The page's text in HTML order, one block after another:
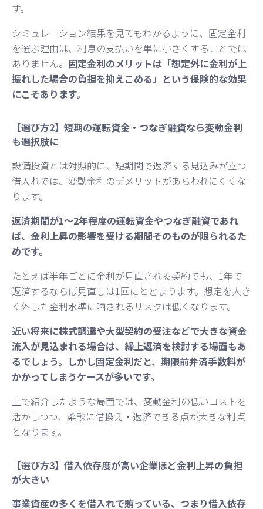
す。
シミュレーション結果を見てもわかるように、固定金利
を選ぶ理由は、利息の支払いを単に小さくすることでは
ありません。 固定金利のメリットは「想定外に金利が上
振れした場合の負担を抑えこめる」という保険的な効果
にこそあります。
【選び方2】短期の運転資金・つなぎ融資なら変動金利
も選択肢に
設備投資とは対照的に、短期間で返済する見込みが立つ
借入れでは、変動金利のデメリットがあらわれにくくな
ります。
返済期間が1〜2年程度の運転資金やつなぎ融資であれ
ば、金利上昇の影響を受ける期間そのものが限られるた
めです。
たとえば半年ごとに金利が見直される契約でも、1年で
返済するならば見直しは1回にとどまります。想定を大き
く外した金利水準に晒されるリスクは低くなります。
近い将来に株式調達や大型契約の受注などで大きな資金
流入が見込まれる場合は、繰上返済を検討する場面もあ
るでしょう。しかし固定金利だと、期限前弁済手数料が
かかってしまうケースが多いです。
上で紹介したような局面では、変動金利の低いコストを
活かしつつ、柔軟に借換え・返済できる点が大きな利点
となります。
【選び方3】借入依存度が高い企業ほど金利上昇の負担
が大きい
事業資産の多くを借入れで賄っている、つまり借入依存